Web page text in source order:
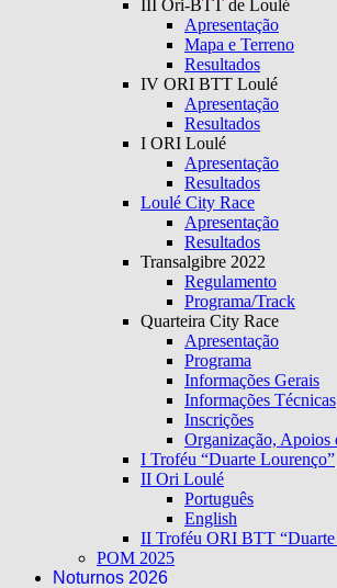
III Ori-BTT de Loulé
Apresentação
Mapa e Terreno
Resultados
IV ORI BTT Loulé
Apresentação
Resultados
I ORI Loulé
Apresentação
Resultados
Loulé City Race
Apresentação
Resultados
Transalgibre 2022
Regulamento
Programa/Track
Quarteira City Race
Apresentação
Programa
Informações Gerais
Informações Técnicas
Inscrições
Organização, Apoios
I Troféu “Duarte Lourenço”
II Ori Loulé
Português
English
II Troféu ORI BTT
POM 2025
Noturnos 2026